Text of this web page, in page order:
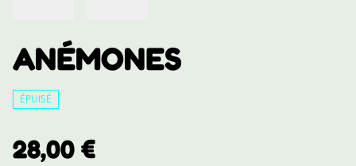
ANÉMONES
ÉPUISÉ
28,00 €